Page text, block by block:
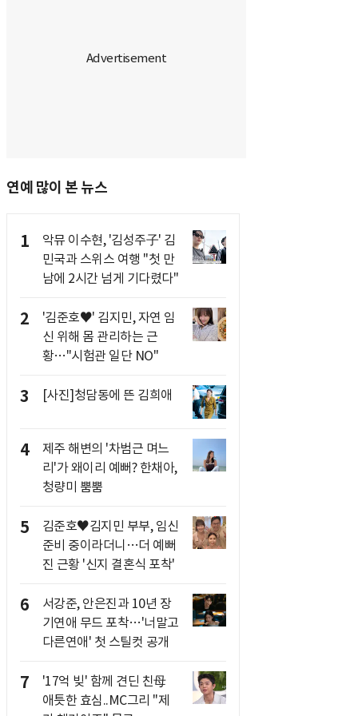
연예 많이 본 뉴스
1
악뮤 이수현, '김성주子' 김
민국과 스위스 여행 "첫 만
남에 2시간 넘게 기다렸다"
2
'김준호♥' 김지민, 자연 임
신 위해 몸 관리하는 근
황…"시험관 일단 NO"
3 [사진]청담동에 뜬 김희애
4
제주 해변의 '차범근 며느
리'가 왜이리 예뻐? 한채아,
청량미 뿜뿜
5
김준호♥김지민 부부, 임신
준비 중이라더니…더 예뻐
진 근황 '신지 결혼식 포착'
6
서강준, 안은진과 10년 장
기연애 무드 포착…'너말고
다른연애' 첫 스틸컷 공개
7
'17억 빚' 함께 견딘 친母
애틋한 효심..MC그리 "제